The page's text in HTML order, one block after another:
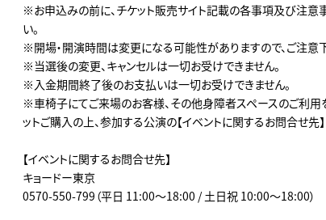
※お申込みの前に、チケット販売サイト記載の各事項及び注意
い。
※開場・開演時間は変更になる可能性がありますので、ご注意
※当選後の変更、キャンセルは一切お受けできません。
※入金期間終了後のお支払いは一切お受けできません。
※車椅子にてご来場のお客様、その他身障者スペースのご利
ットご購入の上、参加する公演の【イベントに関するお問合せ先
【イベントに関するお問合せ先】
キョードー東京
0570-550-799（平日 11:00～18:00 / 土日祝 10:00～18:00）